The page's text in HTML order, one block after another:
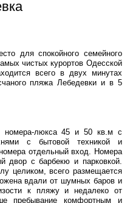
для спокойного семейного
чистых курортов Одесской
всего в двух минутах
пляжа Лебедевки и в 5
номера-люкса 45 и 50 кв.м с
с бытовой техникой и
отдельный вход. Номера
двор с барбекю и парковкой.
целиком, всего размещается
вдали от шумных баров и
к пляжу и недалеко от
пребывание комфортным и